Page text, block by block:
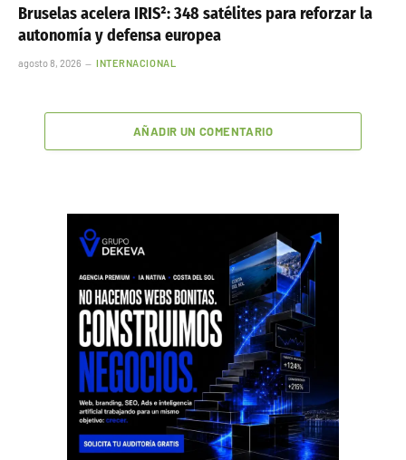
Bruselas acelera IRIS²: 348 satélites para reforzar la
autonomía y defensa europea
agosto 8, 2026 INTERNACIONAL
AÑADIR UN COMENTARIO